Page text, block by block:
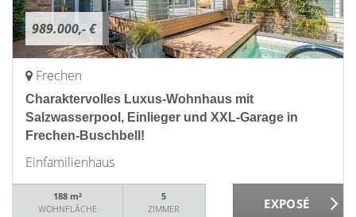
989.000,- €
Frechen
Charaktervolles Luxus-Wohnhaus mit
Salzwasserpool, Einlieger und XXL-Garage in
Frechen-Buschbell!
Einfamilienhaus
188 m²
WOHNFLÄCHE
5
ZIMMER